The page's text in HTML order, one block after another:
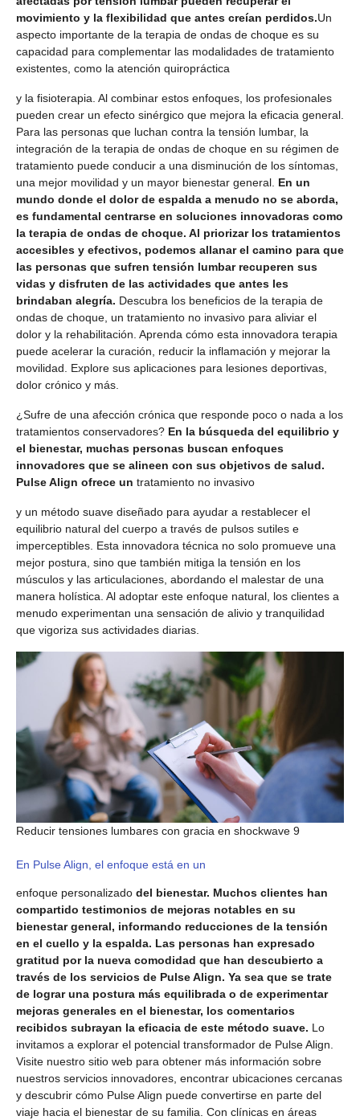
movimiento y la flexibilidad que antes creían perdidos.Un
aspecto importante de la terapia de ondas de choque es su
capacidad para complementar las modalidades de tratamiento
existentes, como la atención quiropráctica
y la fisioterapia. Al combinar estos enfoques, los profesionales
pueden crear un efecto sinérgico que mejora la eficacia general.
Para las personas que luchan contra la tensión lumbar, la
integración de la terapia de ondas de choque en su régimen de
tratamiento puede conducir a una disminución de los síntomas,
una mejor movilidad y un mayor bienestar general. En un
mundo donde el dolor de espalda a menudo no se aborda,
es fundamental centrarse en soluciones innovadoras como
la terapia de ondas de choque. Al priorizar los tratamientos
accesibles y efectivos, podemos allanar el camino para que
las personas que sufren tensión lumbar recuperen sus
vidas y disfruten de las actividades que antes les
brindaban alegría. Descubra los beneficios de la terapia de
ondas de choque, un tratamiento no invasivo para aliviar el
dolor y la rehabilitación. Aprenda cómo esta innovadora terapia
puede acelerar la curación, reducir la inflamación y mejorar la
movilidad. Explore sus aplicaciones para lesiones deportivas,
dolor crónico y más.
¿Sufre de una afección crónica que responde poco o nada a los
tratamientos conservadores? En la búsqueda del equilibrio y
el bienestar, muchas personas buscan enfoques
innovadores que se alineen con sus objetivos de salud.
Pulse Align ofrece un tratamiento no invasivo
y un método suave diseñado para ayudar a restablecer el
equilibrio natural del cuerpo a través de pulsos sutiles e
imperceptibles. Esta innovadora técnica no solo promueve una
mejor postura, sino que también mitiga la tensión en los
músculos y las articulaciones, abordando el malestar de una
manera holística. Al adoptar este enfoque natural, los clientes a
menudo experimentan una sensación de alivio y tranquilidad
que vigoriza sus actividades diarias.
Reducir tensiones lumbares con gracia en shockwave 9
En Pulse Align, el enfoque está en un
enfoque personalizado del bienestar. Muchos clientes han
compartido testimonios de mejoras notables en su
bienestar general, informando reducciones de la tensión
en el cuello y la espalda. Las personas han expresado
gratitud por la nueva comodidad que han descubierto a
través de los servicios de Pulse Align. Ya sea que se trate
de lograr una postura más equilibrada o de experimentar
mejoras generales en el bienestar, los comentarios
recibidos subrayan la eficacia de este método suave. Lo
invitamos a explorar el potencial transformador de Pulse Align.
Visite nuestro sitio web para obtener más información sobre
nuestros servicios innovadores, encontrar ubicaciones cercanas
y descubrir cómo Pulse Align puede convertirse en parte del
viaje hacia el bienestar de su familia. Con clínicas en áreas